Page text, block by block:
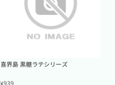
喜界島 黒糖ラテシリーズ
¥939